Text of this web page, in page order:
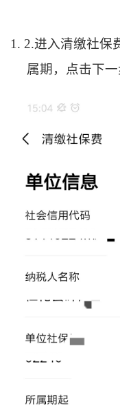
1. 2.进入清缴社保
属期，点击下